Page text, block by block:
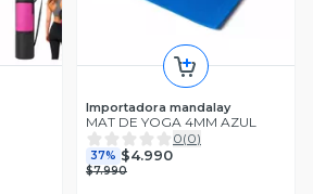
Importadora mandalay
MAT DE YOGA 4MM AZUL
0(0)
37% $4.990
$7.990